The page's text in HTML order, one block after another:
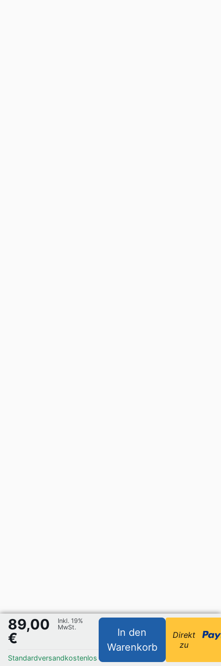
89,00
€
Inkl. 19%
MwSt.
Standardversandkostenlos
In den
Warenkorb
Direkt
zu